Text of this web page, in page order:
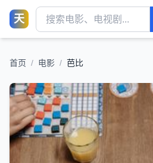
天
首页 / 电影 / 芭比